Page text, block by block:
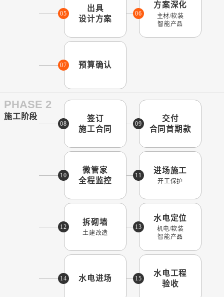
05
出具
设计方案
06
方案深化
主材/软装
智能产品
07 预算确认
PHASE 2
施工阶段
08
签订
施工合同
09
交付
合同首期款
10
微管家
全程监控
11
进场施工
开工保护
12
拆砌墙
土建改造
13
水电定位
机电/软装
智能产品
14 水电进场 15
水电工程
验收